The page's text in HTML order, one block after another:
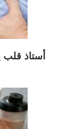
أستاذ قلب